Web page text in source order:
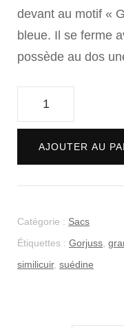
devant au motif «
bleue. Il se ferme
possède au dos
AJOUTER AU
Catégorie : Sacs
Étiquettes : Gorjuss
similicuir, suédine